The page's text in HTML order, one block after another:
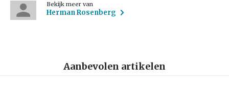
Bekijk meer van
Herman Rosenberg
Aanbevolen artikelen